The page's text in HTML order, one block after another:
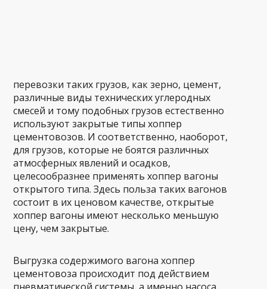
перевозки таких грузов, как зерно, цемент,
различные виды технических углеродных
смесей и тому подобных грузов естественно
используют закрытые типы хоппер
цементовозов. И соответственно, наоборот,
для грузов, которые не боятся различных
атмосферных явлений и осадков,
целесообразнее применять хоппер вагоны
открытого типа. Здесь польза таких вагонов
состоит в их ценовом качестве, открытые
хоппер вагоны имеют несколько меньшую
цену, чем закрытые.
Выгрузка содержимого вагона хоппер
цементовоза происходит под действием